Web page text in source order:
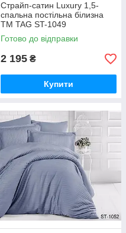
Страйп-сатин Luxury 1,5-
спальна постільна білизна
ТМ TAG ST-1049
Готово до відправки
2 195 ₴
Купити